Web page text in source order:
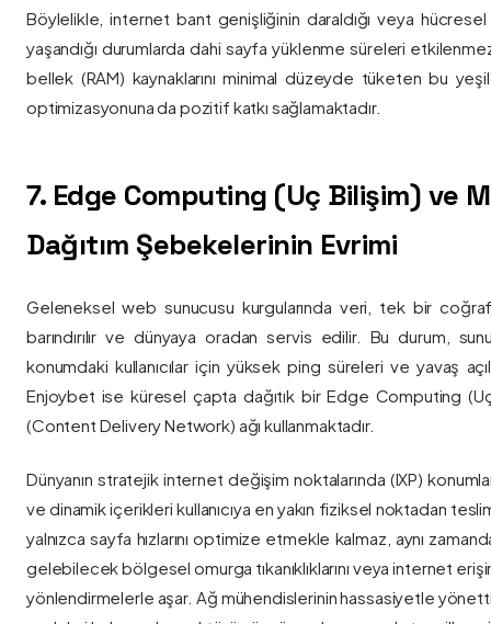
Böylelikle, internet bant genişliğinin daraldığı veya
yaşandığı durumlarda dahi sayfa yüklenme süreleri
bellek (RAM) kaynaklarını minimal düzeyde tüketen bu yeşil
optimizasyonuna da pozitif katkı sağlamaktadır.
7. Edge Computing (Uç Bilişim) ve
Dağıtım Şebekelerinin Evrimi
Geleneksel web sunucusu kurgularında veri, tek bir
barındırılır ve dünyaya oradan servis edilir. Bu durum,
konumdaki kullanıcılar için yüksek ping süreleri ve yavaş
Enjoybet ise küresel çapta dağıtık bir Edge Computing
(Content Delivery Network) ağı kullanmaktadır.
Dünyanın stratejik internet değişim noktalarında (IXP)
ve dinamik içerikleri kullanıcıya en yakın fiziksel noktadan
yalnızca sayfa hızlarını optimize etmekle kalmaz, aynı
gelebilecek bölgesel omurga tıkanıklıklarını veya internet
yönlendirmelerle aşar. Ağ mühendislerinin hassasiyetle